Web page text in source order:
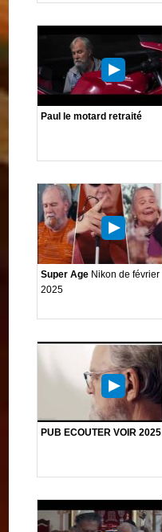
Paul le motard retraité
Super Age Nikon de février
2025
PUB ECOUTER VOIR 2025